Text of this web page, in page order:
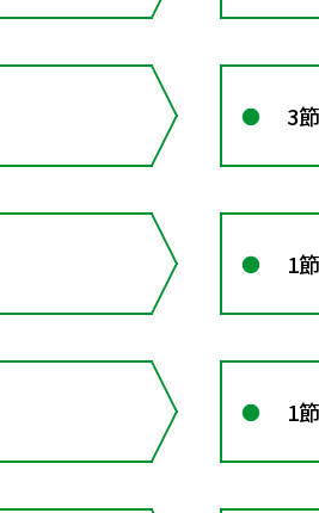
3
1
1